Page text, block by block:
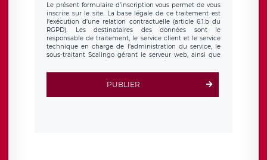
Le présent formulaire d’inscription vous permet de vous
inscrire sur le site. La base légale de ce traitement est
l’exécution d’une relation contractuelle (article 6.1.b du
RGPD). Les destinataires des données sont le
responsable de traitement, le service client et le service
technique en charge de l’administration du service, le
sous-traitant Scalingo gérant le serveur web, ainsi que
toute personne légalement autorisée. Le formulaire
d’inscription est hébergé sur un serveur hébergé par
clauses de
protection conformes au RGPD
. Les données collectées
sont conservées jusqu’à ce que l’Internaute en sollicite la
PUBLIER